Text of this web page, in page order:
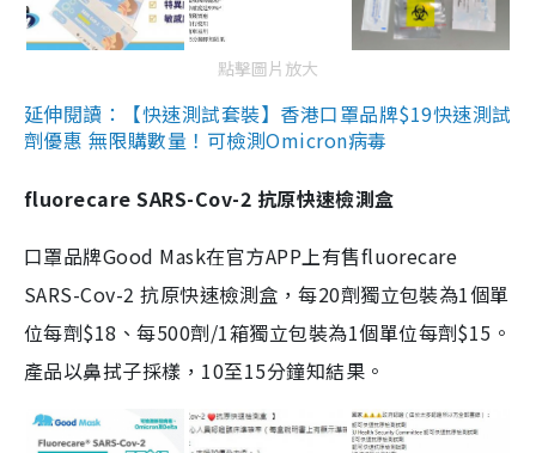
點擊圖片放大
延伸閱讀：【快速測試套裝】香港口罩品牌$19快速測試
劑優惠 無限購數量！可檢測Omicron病毒
fluorecare SARS-Cov-2 抗原快速檢測盒
口罩品牌Good Mask在官方APP上有售fluorecare
SARS-Cov-2 抗原快速檢測盒，每20劑獨立包裝為1個單
位每劑$18、每500劑/1箱獨立包裝為1個單位每劑$15。
產品以鼻拭子採樣，10至15分鐘知結果。